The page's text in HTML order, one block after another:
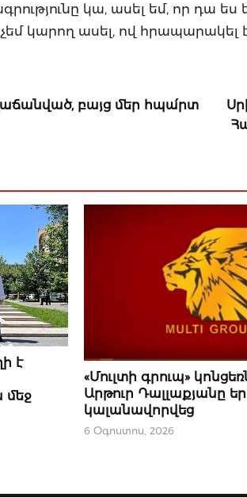
կա, ասել եմ, որ դա ես
կարող ասել, ով
բայց մեր հպա՛րտ
է
մեջ
ՆՈՐՈՒԹՅՈՒՆՆԵՐ
«Մուլտի գրուպ»
Արթուր Դալլաքյանը
կալանավորվեց
6 Օգոստոս, 2026